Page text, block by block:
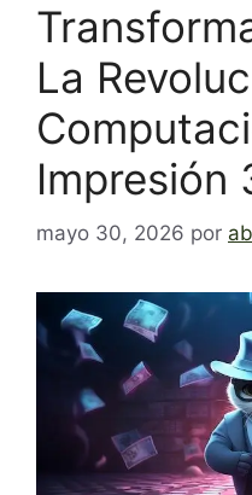
La
Impresión
mayo 30, 2026 por